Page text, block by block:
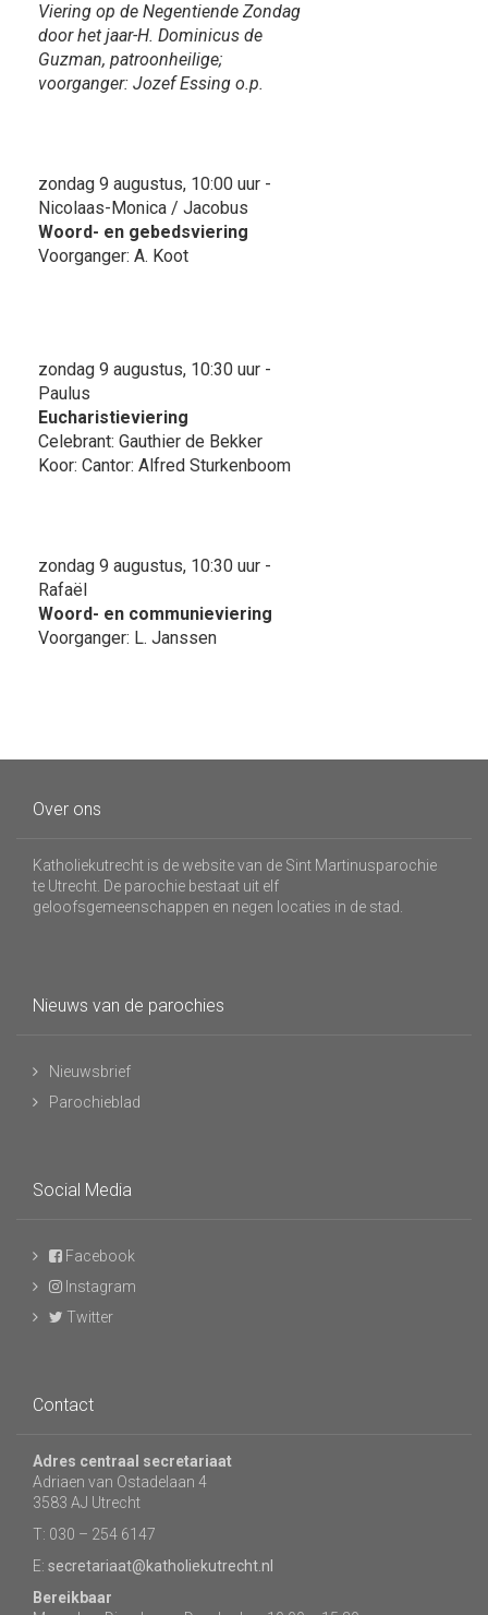
Viering op de Negentiende Zondag
door het jaar-H. Dominicus de
Guzman, patroonheilige;
voorganger: Jozef Essing o.p.
zondag 9 augustus, 10:00 uur -
Nicolaas-Monica / Jacobus
Woord- en gebedsviering
Voorganger: A. Koot
zondag 9 augustus, 10:30 uur -
Paulus
Eucharistieviering
Celebrant: Gauthier de Bekker
Koor: Cantor: Alfred Sturkenboom
zondag 9 augustus, 10:30 uur -
Rafaël
Woord- en communieviering
Voorganger: L. Janssen
Over ons
Katholiekutrecht is de website van de Sint Martinusparochie
te Utrecht. De parochie bestaat uit elf
geloofsgemeenschappen en negen locaties in de stad.
Nieuws van de parochies
Nieuwsbrief
Parochieblad
Social Media
Facebook
Instagram
Twitter
Contact
Adres centraal secretariaat
Adriaen van Ostadelaan 4
3583 AJ Utrecht
T: 030 – 254 6147
E: secretariaat@katholiekutrecht.nl
Bereikbaar